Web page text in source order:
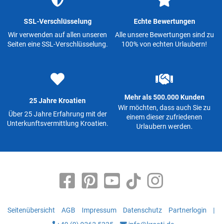
SSL-Verschlüsselung
Wir verwenden auf allen unseren
Seiten eine SSL-Verschlüsselung.
Echte Bewertungen
Alle unsere Bewertungen sind zu
100% von echten Urlaubern!
25 Jahre Kroatien
Über 25 Jahre Erfahrung mit der
Unterkunftsvermittlung Kroatien.
Mehr als 500.000 Kunden
Wir möchten, dass auch Sie zu
einem dieser zufriedenen
Urlaubern werden.
Seitenübersicht AGB Impressum Datenschutz Partnerlogin
|